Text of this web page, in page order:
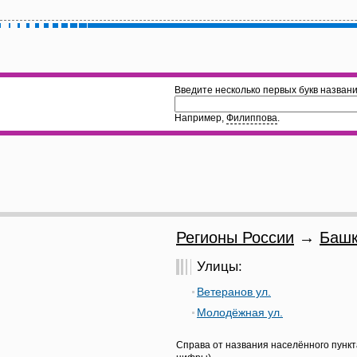
Введите несколько первых букв
Например, Филиппова.
Регионы России →
Улицы:
Ветеранов ул.
Молодёжная ул.
Справа от названия населённого